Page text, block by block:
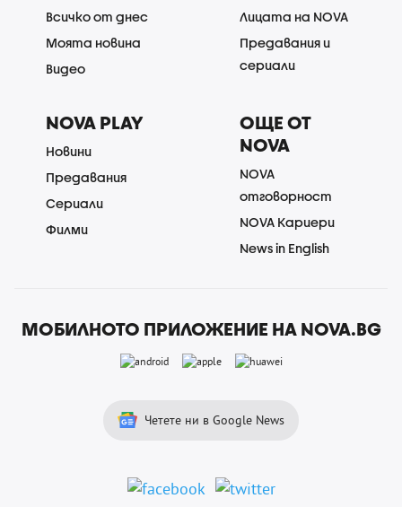
Всичко от днес
Моята новина
Видео
Лицата на NOVA
Предавания и
сериали
NOVA PLAY
Новини
Предавания
Сериали
Филми
ОЩЕ ОТ
NOVA
NOVA
отговорност
NOVA Кариери
News in English
МОБИЛНОТО ПРИЛОЖЕНИЕ НА NOVA.BG
Четете ни в Google News